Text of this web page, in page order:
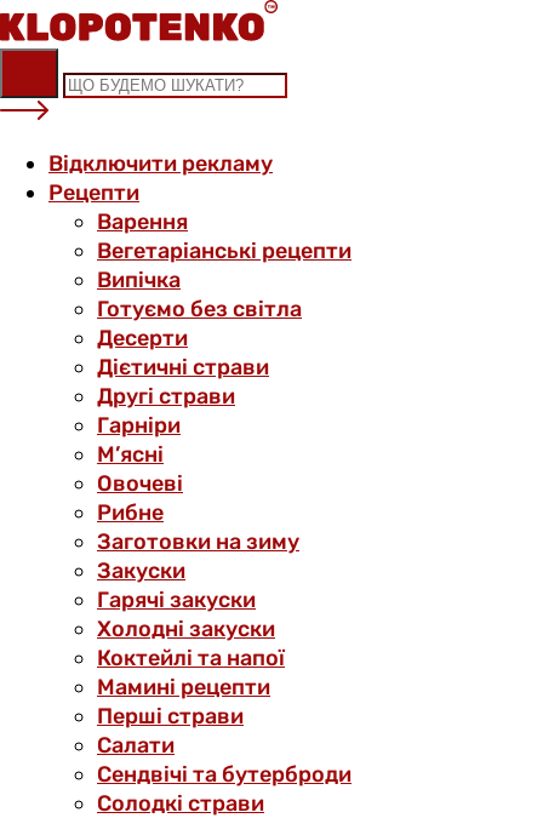
Skip
to
content
Відключити рекламу
Рецепти
Варення
Вегетаріанські рецепти
Випічка
Готуємо без світла
Десерти
Дієтичні страви
Другі страви
Гарніри
М’ясні
Овочеві
Рибне
Заготовки на зиму
Закуски
Гарячі закуски
Холодні закуски
Коктейлі та напої
Мамині рецепти
Перші страви
Салати
Сендвічі та бутерброди
Солодкі страви